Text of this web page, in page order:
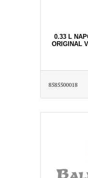
0.33 L
ORIGINAL
8585500018